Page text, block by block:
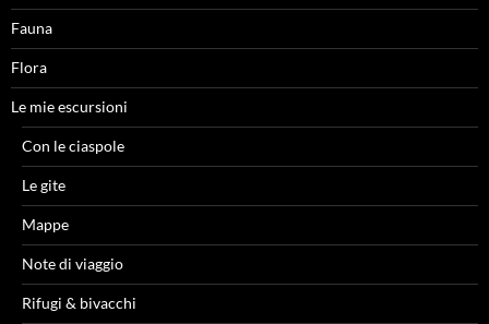
Fauna
Flora
Le mie escursioni
Con le ciaspole
Le gite
Mappe
Note di viaggio
Rifugi & bivacchi